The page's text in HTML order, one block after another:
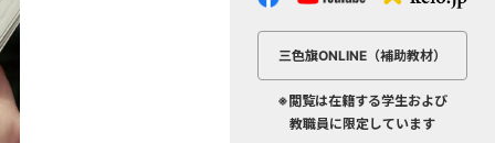
イ
ト
リ
三色旗ONLINE （補助教材）
※閲覧は在籍する学生および
教職員に限定しています